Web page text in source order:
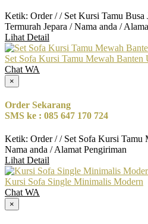
Ketik: Order / / Set Kursi Tamu
Termurah Jepara / Nama anda /
Lihat Detail
Set Sofa Kursi Tamu Mewah
Chat WA
×
Order Sekarang
SMS ke : 085 647 170 724
Ketik: Order / / Set Sofa Kursi
Nama anda / Alamat Pengiriman
Lihat Detail
Kursi Sofa Single Minimalis Modern
Chat WA
×